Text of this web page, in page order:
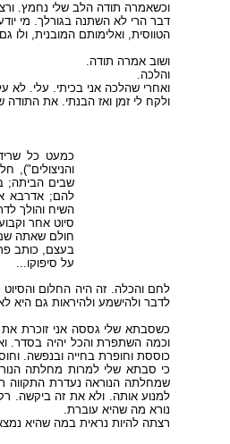
וכשאמרה תודה הלב שלי נחמץ.
דבר הרי לא השתנה בגורלך. מי
הטווסית, ואלימותם המובנית, ולו
ושוב אמרה תודה.
והלכה.
ואחרי שהלכה אני בכיתי. עלי. לא
ולקח לי זמן ואז הבנתי. את
כמעט כל
והניצולים"),
שבים הביתה;
להם; אדרבא
השיח והולך
חולם שאתה
בעצם, כותב
על סיפוקו...
לחם והכלה. זה היה החלום
לדבר ולהישמע ולהיראות גם היא
כשסבתא שלי גססה אני זוכרת
וכמה השתפרת והכל יהיה בסדר.
כוססת וחופרת בחייה ובנפשה.
כי סבתא שלי למרות מחלתה
שמחלתה הנוראה נעדרת התקווה
למנוע אותה. ולא את זה ביקשה.
נורא מה שהיא עוברת.
רצתה להיות נראית במה שהיא